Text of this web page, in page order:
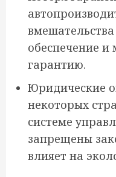
обеспечение и
гарантию.
Юридические
некоторых
системе
запрещены
влияет на